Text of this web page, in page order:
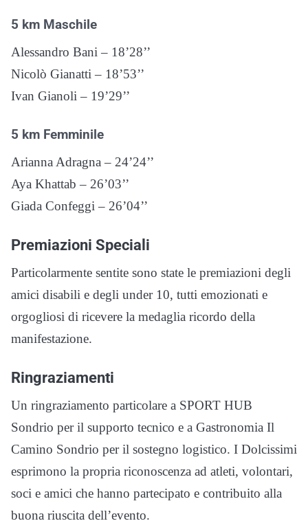
5 km Maschile
Alessandro Bani – 18’28’’
Nicolò Gianatti – 18’53’’
Ivan Gianoli – 19’29’’
5 km Femminile
Arianna Adragna – 24’24’’
Aya Khattab – 26’03’’
Giada Confeggi – 26’04’’
Premiazioni Speciali
Particolarmente sentite sono state le premiazioni degli
amici disabili e degli under 10, tutti emozionati e
orgogliosi di ricevere la medaglia ricordo della
manifestazione.
Ringraziamenti
Un ringraziamento particolare a SPORT HUB
Sondrio per il supporto tecnico e a Gastronomia Il
Camino Sondrio per il sostegno logistico. I Dolcissimi
esprimono la propria riconoscenza ad atleti, volontari,
soci e amici che hanno partecipato e contribuito alla
buona riuscita dell’evento.